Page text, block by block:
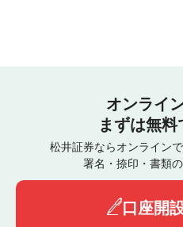
オンライ
まずは無
松井証券ならオンライン
署名・捺印・書類
口座開